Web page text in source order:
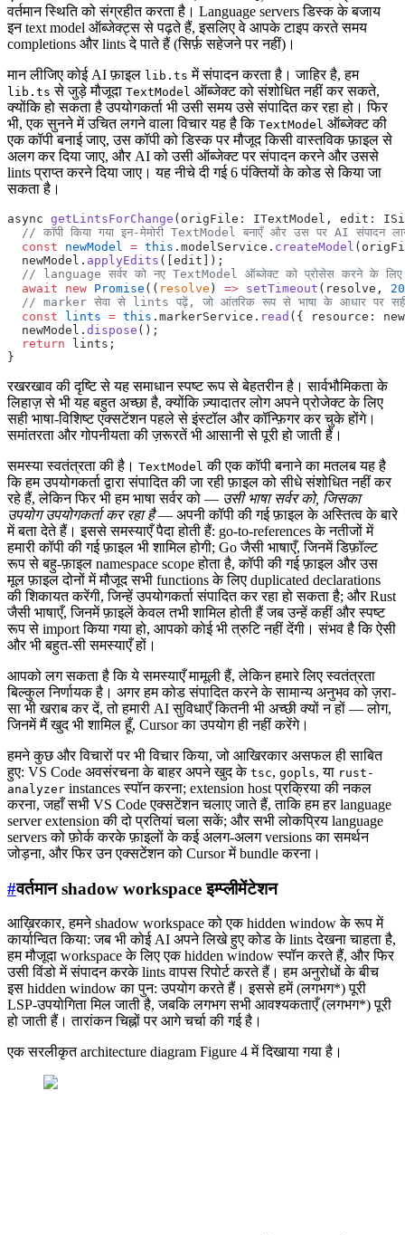
वर्तमान स्थिति को संग्रहीत करता है। Language servers डिस्क के बजाय
इन text model ऑब्जेक्ट्स से पढ़ते हैं, इसलिए वे आपके टाइप करते समय
completions और lints दे पाते हैं (सिर्फ़ सहेजने पर नहीं)।
मान लीजिए कोई AI फ़ाइल lib.ts में संपादन करता है। जाहिर है, हम
lib.ts से जुड़े मौजूदा TextModel ऑब्जेक्ट को संशोधित नहीं कर सकते,
क्योंकि हो सकता है उपयोगकर्ता भी उसी समय उसे संपादित कर रहा हो। फिर
भी, एक सुनने में उचित लगने वाला विचार यह है कि TextModel ऑब्जेक्ट की
एक कॉपी बनाई जाए, उस कॉपी को डिस्क पर मौजूद किसी वास्तविक फ़ाइल से
अलग कर दिया जाए, और AI को उसी ऑब्जेक्ट पर संपादन करने और उससे
lints प्राप्त करने दिया जाए। यह नीचे दी गई 6 पंक्तियों के कोड से किया जा
सकता है।
async getLintsForChange (origFile: ITextModel, edit:
// कॉपी किया गया इन-मेमोरी TextModel बनाएँ और उस पर AI संपादन
  const
newModel = this .modelService. createModel
  newModel.
applyEdits ([edit]);
// language सर्वर को नए TextModel ऑब्जेक्ट को प्रोसेस करने के लिए
  await
new Promise (( resolve ) => setTimeout (resolve,
// marker सेवा से lints पढ़ें, जो आंतरिक रूप से भाषा के आधार पर
  const
lints = this .markerService. read ({ resource:
  newModel.
dispose ();
  return
lints;
}
रखरखाव की दृष्टि से यह समाधान स्पष्ट रूप से बेहतरीन है। सार्वभौमिकता के
लिहाज़ से भी यह बहुत अच्छा है, क्योंकि ज़्यादातर लोग अपने प्रोजेक्ट के लिए
सही भाषा-विशिष्ट एक्सटेंशन पहले से इंस्टॉल और कॉन्फ़िगर कर चुके होंगे।
समांतरता और गोपनीयता की ज़रूरतें भी आसानी से पूरी हो जाती हैं।
समस्या स्वतंत्रता की है। TextModel की एक कॉपी बनाने का मतलब यह है
कि हम उपयोगकर्ता द्वारा संपादित की जा रही फ़ाइल को सीधे संशोधित नहीं कर
रहे हैं, लेकिन फिर भी हम भाषा सर्वर को — उसी भाषा सर्वर को, जिसका
उपयोग उपयोगकर्ता कर रहा है— अपनी कॉपी की गई फ़ाइल के अस्तित्व के बारे
में बता देते हैं। इससे समस्याएँ पैदा होती हैं: go-to-references के नतीजों में
हमारी कॉपी की गई फ़ाइल भी शामिल होगी; Go जैसी भाषाएँ, जिनमें डिफ़ॉल्ट
रूप से बहु-फ़ाइल namespace scope होता है, कॉपी की गई फ़ाइल और उस
मूल फ़ाइल दोनों में मौजूद सभी functions के लिए duplicated declarations
की शिकायत करेंगी, जिन्हें उपयोगकर्ता संपादित कर रहा हो सकता है; और Rust
जैसी भाषाएँ, जिनमें फ़ाइलें केवल तभी शामिल होती हैं जब उन्हें कहीं और स्पष्ट
रूप से import किया गया हो, आपको कोई भी त्रुटि नहीं देंगी। संभव है कि ऐसी
और भी बहुत-सी समस्याएँ हों।
आपको लग सकता है कि ये समस्याएँ मामूली हैं, लेकिन हमारे लिए स्वतंत्रता
बिल्कुल निर्णायक है। अगर हम कोड संपादित करने के सामान्य अनुभव को ज़रा-
सा भी खराब कर दें, तो हमारी AI सुविधाएँ कितनी भी अच्छी क्यों न हों — लोग,
जिनमें मैं खुद भी शामिल हूँ, Cursor का उपयोग ही नहीं करेंगे।
हमने कुछ और विचारों पर भी विचार किया, जो आखिरकार असफल ही साबित
हुए: VS Code अवसंरचना के बाहर अपने खुद के tsc, gopls, या rust-
analyzer instances स्पॉन करना; extension host प्रक्रिया की नकल
करना, जहाँ सभी VS Code एक्सटेंशन चलाए जाते हैं, ताकि हम हर language
server extension की दो प्रतियां चला सकें; और सभी लोकप्रिय language
servers को फ़ोर्क करके फ़ाइलों के कई अलग-अलग versions का समर्थन
जोड़ना, और फिर उन एक्सटेंशन को Cursor में bundle करना।
#वर्तमान shadow workspace इम्प्लीमेंटेशन
आख़िरकार, हमने shadow workspace को एक hidden window के रूप में
कार्यान्वित किया: जब भी कोई AI अपने लिखे हुए कोड के lints देखना चाहता है,
हम मौजूदा workspace के लिए एक hidden window स्पॉन करते हैं, और फिर
उसी विंडो में संपादन करके lints वापस रिपोर्ट करते हैं। हम अनुरोधों के बीच
इस hidden window का पुन: उपयोग करते हैं। इससे हमें (लगभग*) पूरी
LSP-उपयोगिता मिल जाती है, जबकि लगभग सभी आवश्यकताएँ (लगभग*) पूरी
हो जाती हैं। तारांकन चिह्नों पर आगे चर्चा की गई है।
एक सरलीकृत architecture diagram Figure 4 में दिखाया गया है।